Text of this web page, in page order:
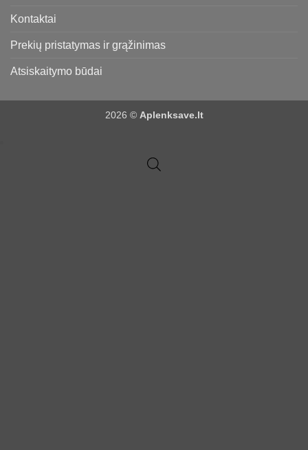
Kontaktai
Prekių pristatymas ir grąžinimas
Atsiskaitymo būdai
2026 © Aplenksave.lt